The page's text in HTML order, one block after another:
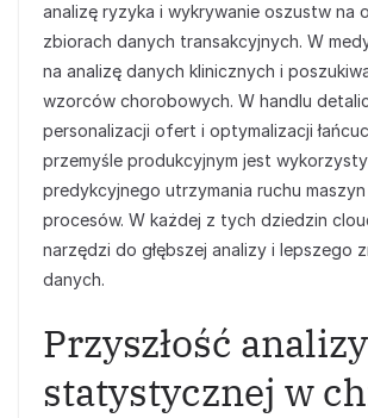
analizę ryzyka i wykrywanie oszustw na
zbiorach danych transakcyjnych. W
na analizę danych klinicznych i
wzorców chorobowych. W handlu
personalizacji ofert i optymalizacji
przemyśle produkcyjnym jest
predykcyjnego utrzymania ruchu
procesów. W każdej z tych dziedzin
narzędzi do głębszej analizy i lepszego
danych.
Przyszłość analizy
statystycznej w